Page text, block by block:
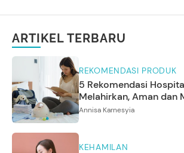
ARTIKEL TERBARU
REKOMENDASI PRODUK
5 Rekomendasi
Melahirkan, Aman dan
Annisa Karnesyia
KEHAMILAN